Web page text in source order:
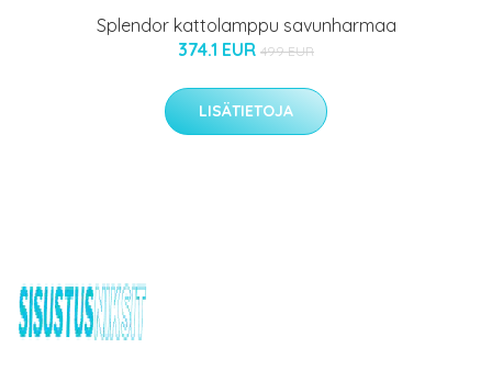
Splendor kattolamppu savunharmaa
374.1 EUR 499 EUR
LISÄTIETOJA